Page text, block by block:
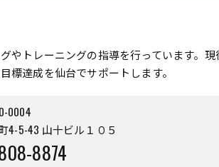
やトレーニングの指導を行っています。
標達成を仙台でサポートします。
0004
4-5-43 山十ビル１０５
8874